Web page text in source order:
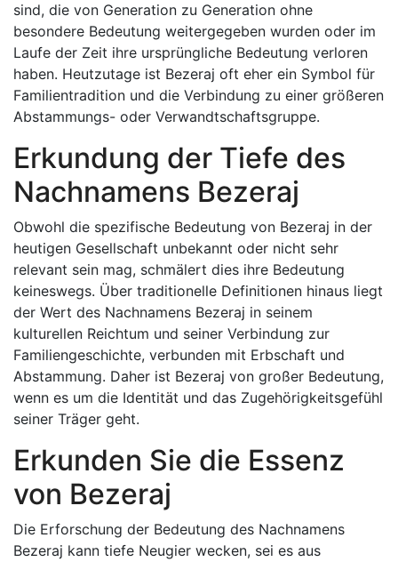
sind, die von Generation zu Generation ohne
besondere Bedeutung weitergegeben wurden oder im
Laufe der Zeit ihre ursprüngliche Bedeutung verloren
haben. Heutzutage ist Bezeraj oft eher ein Symbol für
Familientradition und die Verbindung zu einer größeren
Abstammungs- oder Verwandtschaftsgruppe.
Erkundung der Tiefe des
Nachnamens Bezeraj
Obwohl die spezifische Bedeutung von Bezeraj in der
heutigen Gesellschaft unbekannt oder nicht sehr
relevant sein mag, schmälert dies ihre Bedeutung
keineswegs. Über traditionelle Definitionen hinaus liegt
der Wert des Nachnamens Bezeraj in seinem
kulturellen Reichtum und seiner Verbindung zur
Familiengeschichte, verbunden mit Erbschaft und
Abstammung. Daher ist Bezeraj von großer Bedeutung,
wenn es um die Identität und das Zugehörigkeitsgefühl
seiner Träger geht.
Erkunden Sie die Essenz
von Bezeraj
Die Erforschung der Bedeutung des Nachnamens
Bezeraj kann tiefe Neugier wecken, sei es aus